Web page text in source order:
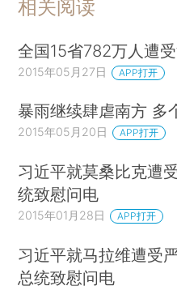
相关阅读
全国15省782万人遭
2015年05月27日 APP打开
暴雨继续肆虐南方 多
2015年05月20日 APP打开
习近平就莫桑比克遭
统致慰问电
2015年01月28日 APP打开
习近平就马拉维遭受
总统致慰问电